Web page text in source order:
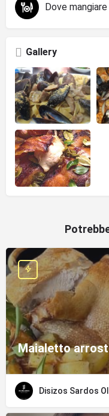
Dove mangiare
Gallery
Maialetto
Disizos Sardos